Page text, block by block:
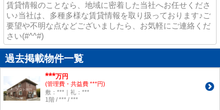
賃貸情報のことなら、地域に密着した当社へお任せくださ
い♪当社は、多種多様な賃貸情報を取り扱っております♪ご
要望や不明な点などございましたら、お気軽にご連絡くだ
さい(#^^#)
過去掲載物件一覧
***万円
(管理費・共益費 ***円)
敷：***｜礼：***
1階 / *** / ***